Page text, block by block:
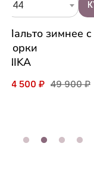
44
Пальто зимнее
норки
NIKA
34 500 ₽ 49 900 ₽